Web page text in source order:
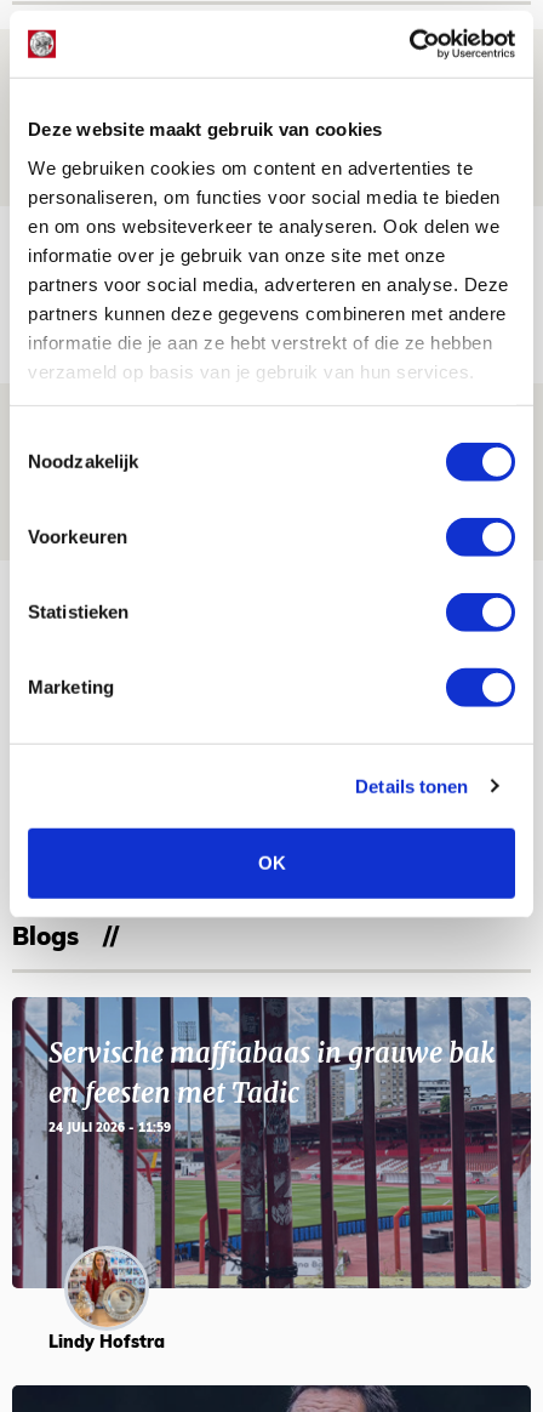
Deze website maakt gebruik van cookies
We gebruiken cookies om content en advertenties te
personaliseren, om functies voor social media te bieden
en om ons websiteverkeer te analyseren. Ook delen we
informatie over je gebruik van onze site met onze
partners voor social media, adverteren en analyse. Deze
partners kunnen deze gegevens combineren met andere
informatie die je aan ze hebt verstrekt of die ze hebben
verzameld op basis van je gebruik van hun services.
Noodzakelijk
Voorkeuren
Statistieken
Marketing
Details tonen
OK
Word ballenjongen of -meid bij Jong
06 AUGUSTUS 2026 - 13:13
PRIJSVRAAG
Reis jij als mascotte mee naar uitduel
met Telstar?
06 AUGUSTUS 2026 - 13:04
PRIJSVRAAG
Ajax - Shelbourne
AUG
Selectiedag ballenjongens/-meiden
Blogs
Servische maffiabaas in grauwe bak
en feesten met Tadic
24 JULI 2026 - 11:59
Lindy Hofstra